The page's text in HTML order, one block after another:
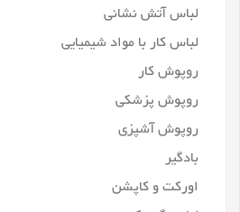
لباس آتش نشانی
لباس کار با مواد شیمیایی
روپوش کار
روپوش پزشکی
روپوش آشپزی
بادگیر
اورکت و کاپشن